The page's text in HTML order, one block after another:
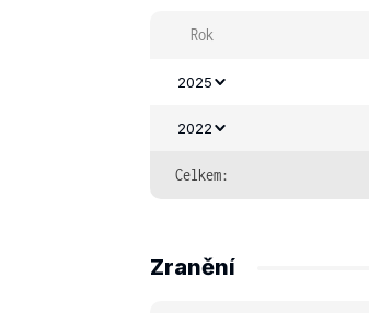
Rok
2025
2022
Celkem:
Zranění